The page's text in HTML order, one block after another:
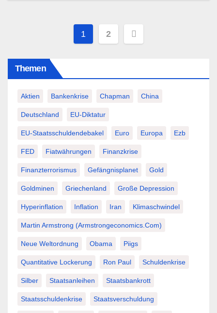
Seitennummerierung
Beiträge
1 2
Themen
Aktien Bankenkrise Chapman China
Deutschland EU-Diktatur
EU-Staatsschuldendebakel Euro Europa Ezb
FED Fiatwährungen Finanzkrise
Finanzterrorismus Gefängnisplanet Gold
Goldminen Griechenland Große Depression
Hyperinflation Inflation Iran Klimaschwindel
Martin Armstrong (Armstrongeconomics.com)
Neue Weltordnung Obama Piigs
Quantitative Lockerung Ron Paul Schuldenkrise
Silber Staatsanleihen Staatsbankrott
Staatsschuldenkrise Staatsverschuldung